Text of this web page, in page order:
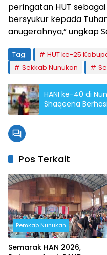
peringatan HUT
bersyukur kepada
anugerahnya,” ungkap
Tag:
HUT ke-25
Sekkab Nunukan
HANI ke-40 di
Shaqeena
Pesisir
Pos Terkait
Pemkab Nunukan
Semarak HAN 2026,